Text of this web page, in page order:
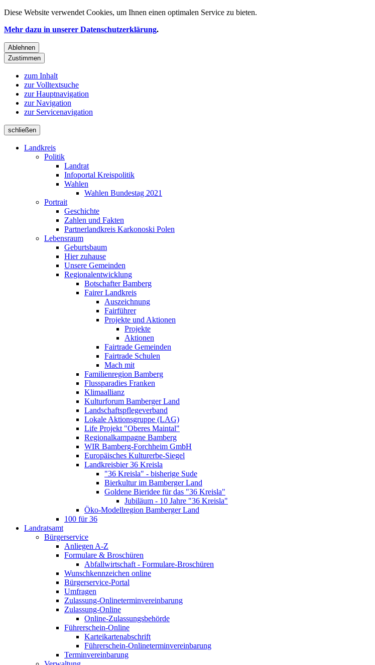
Diese Website verwendet Cookies, um Ihnen einen optimalen Service zu bieten.
Mehr dazu in unserer Datenschutzerklärung.
Ablehnen
Zustimmen
zum Inhalt
zur Volltextsuche
zur Hauptnavigation
zur Navigation
zur Servicenavigation
schließen
Landkreis
Politik
Landrat
Infoportal Kreispolitik
Wahlen
Wahlen Bundestag 2021
Portrait
Geschichte
Zahlen und Fakten
Partnerlandkreis Karkonoski Polen
Lebensraum
Geburtsbaum
Hier zuhause
Unsere Gemeinden
Regionalentwicklung
Botschafter Bamberg
Fairer Landkreis
Auszeichnung
Fairführer
Projekte und Aktionen
Projekte
Aktionen
Fairtrade Gemeinden
Fairtrade Schulen
Mach mit
Familienregion Bamberg
Flussparadies Franken
Klimaallianz
Kulturforum Bamberger Land
Landschaftspflegeverband
Lokale Aktionsgruppe (LAG)
Life Projekt "Oberes Maintal"
Regionalkampagne Bamberg
WIR Bamberg-Forchheim GmbH
Europäisches Kulturerbe-Siegel
Landkreisbier 36 Kreisla
"36 Kreisla" - bisherige Sude
Bierkultur im Bamberger Land
Goldene Bieridee für das "36 Kreisla"
Jubiläum - 10 Jahre "36 Kreisla"
Öko-Modellregion Bamberger Land
100 für 36
Landratsamt
Bürgerservice
Anliegen A-Z
Formulare & Broschüren
Abfallwirtschaft - Formulare-Broschüren
Wunschkennzeichen online
Bürgerservice-Portal
Umfragen
Zulassung-Onlineterminvereinbarung
Zulassung-Online
Online-Zulassungsbehörde
Führerschein-Online
Karteikartenabschrift
Führerschein-Onlineterminvereinbarung
Terminvereinbarung